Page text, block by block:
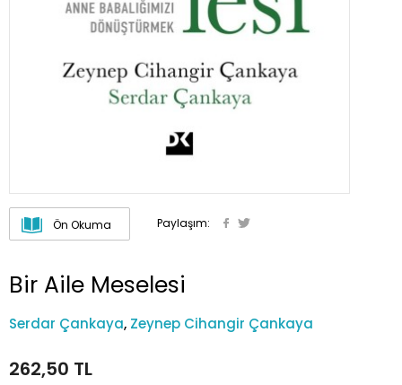
Ön Okuma Paylaşım:
Bir Aile Meselesi
Serdar Çankaya, Zeynep Cihangir Çankaya
262,50 TL